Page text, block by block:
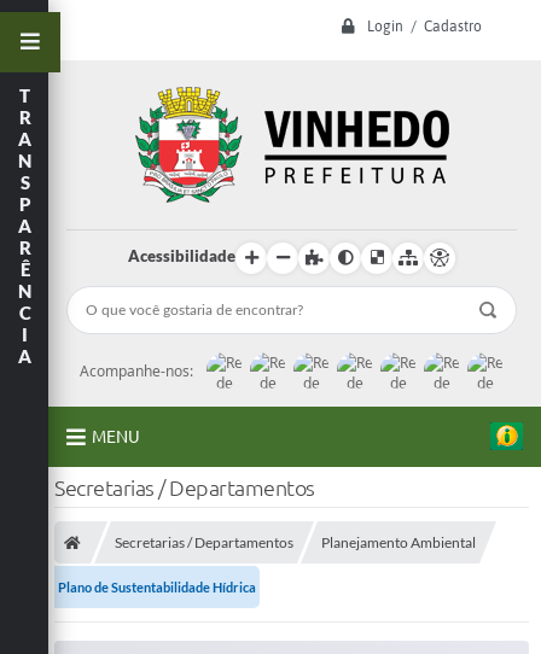
Login / Cadastro
Acessibilidade
Acompanhe-nos:
MENU
A Prefeitura
Secretarias
Telefones
Licitações
T
R
A
N
S
P
A
R
Ê
N
C
I
A
Secretarias / Departamentos
Secretarias / Departamentos Planejamento Ambiental
Plano de Sustentabilidade Hídrica